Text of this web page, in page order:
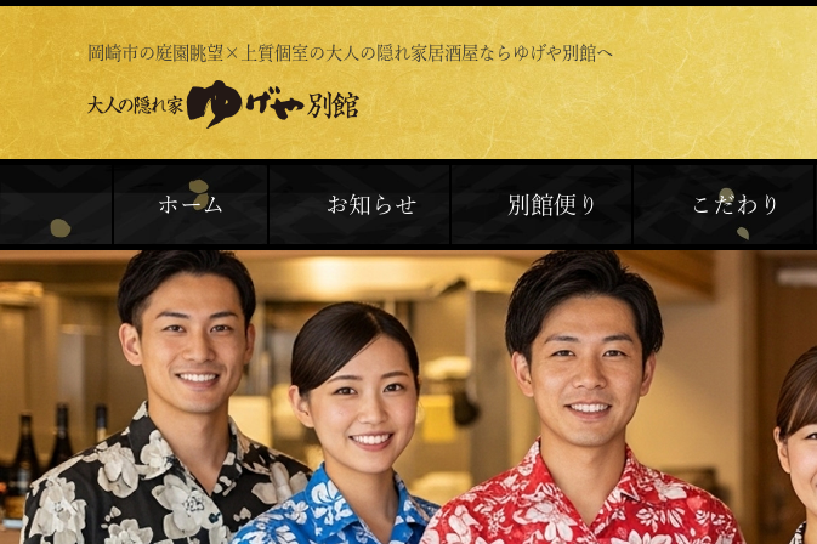
岡崎市の庭園眺望×上質個室の大人の隠れ家居酒屋ならゆげや別館へ
ホーム お知らせ 別館便り こだわり